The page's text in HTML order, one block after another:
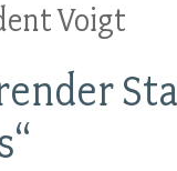
Voigt